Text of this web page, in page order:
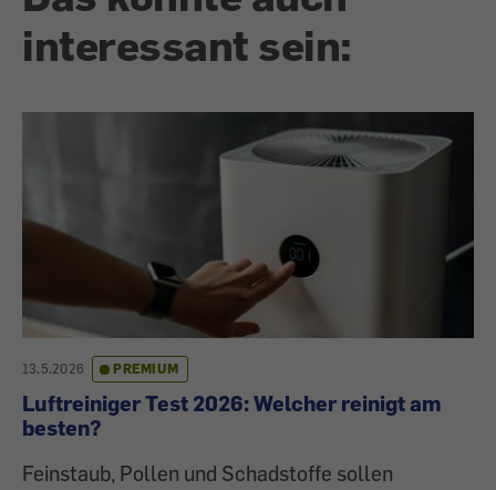
interessant sein:
13.5.2026 PREMIUM
Luftreiniger Test 2026: Welcher reinigt am
besten?
Feinstaub, Pollen und Schadstoffe sollen